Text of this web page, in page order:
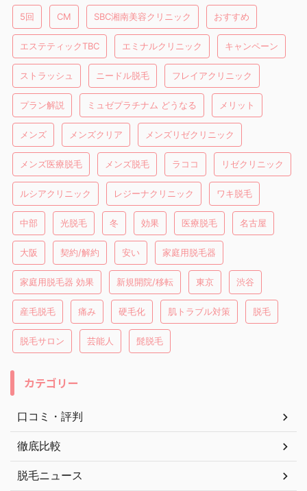
5回 CM SBC湘南美容クリニック おすすめ
エステティックTBC エミナルクリニック キャンペーン
ストラッシュ ニードル脱毛 フレイアクリニック
プラン解説 ミュゼプラチナム どうなる メリット
メンズ メンズクリア メンズリゼクリニック
メンズ医療脱毛 メンズ脱毛 ラココ リゼクリニック
ルシアクリニック レジーナクリニック ワキ脱毛
中部 光脱毛 冬 効果 医療脱毛 名古屋
大阪 契約/解約 安い 家庭用脱毛器
家庭用脱毛器 効果 新規開院/移転 東京 渋谷
産毛脱毛 痛み 硬毛化 肌トラブル対策 脱毛
脱毛サロン 芸能人 髭脱毛
カテゴリー
口コミ・評判
徹底比較
脱毛ニュース